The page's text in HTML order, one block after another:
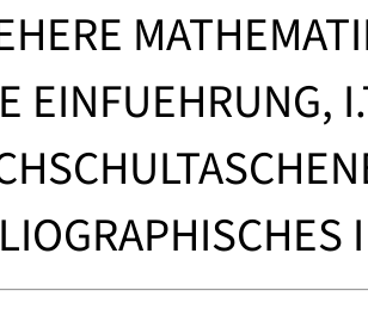
EINFUEHRUNG,